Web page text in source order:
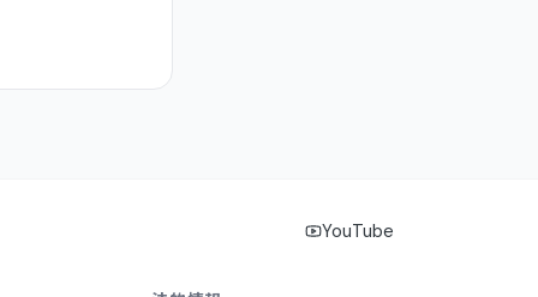
YouTube